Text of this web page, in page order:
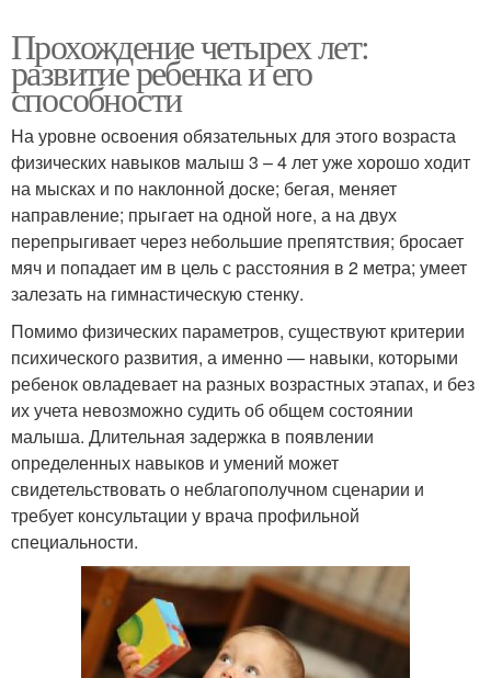
Прохождение четырех лет:
развитие ребенка и его
способности
На уровне освоения обязательных для этого возраста
физических навыков малыш 3 – 4 лет уже хорошо ходит
на мысках и по наклонной доске; бегая, меняет
направление; прыгает на одной ноге, а на двух
перепрыгивает через небольшие препятствия; бросает
мяч и попадает им в цель с расстояния в 2 метра; умеет
залезать на гимнастическую стенку.
Помимо физических параметров, существуют критерии
психического развития, а именно — навыки, которыми
ребенок овладевает на разных возрастных этапах, и без
их учета невозможно судить об общем состоянии
малыша. Длительная задержка в появлении
определенных навыков и умений может
свидетельствовать о неблагополучном сценарии и
требует консультации у врача профильной
специальности.